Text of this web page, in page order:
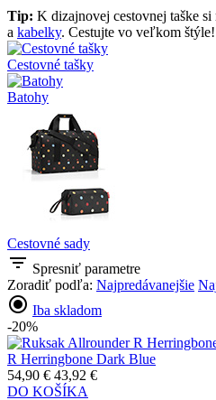
Tip: K dizajnovej cestovnej taške
a kabelky. Cestujte vo veľkom štýle!
Cestovné tašky
Batohy
Cestovné sady
filter_list Spresniť parametre
Zoradiť podľa: Najpredávanejšie
radio_button_checked Iba skladom
-20%
R Herringbone Dark Blue
54,90 € 43,92 €
DO KOŠÍKA